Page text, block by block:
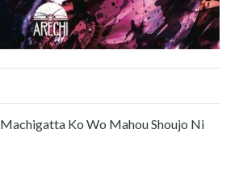
Machigatta Ko Wo Mahou Shoujo Ni